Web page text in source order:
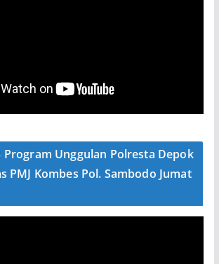
Program Unggulan Polresta Depok
PMJ Kombes Pol. Sambodo Jumat